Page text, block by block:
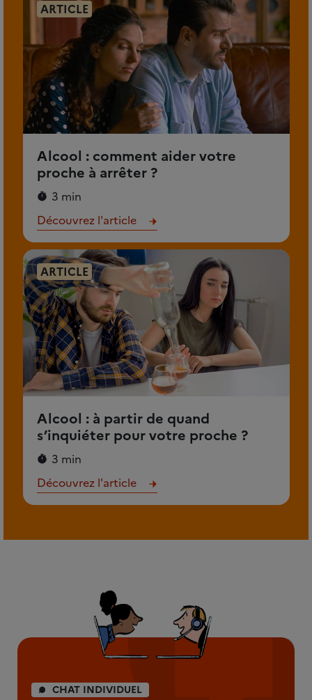
ARTICLE
Alcool : comment aider votre
proche à arrêter ?
3 min
Découvrez l'article
ARTICLE
Alcool : à partir de quand
s’inquiéter pour votre proche ?
3 min
Découvrez l'article
CHAT INDIVIDUEL